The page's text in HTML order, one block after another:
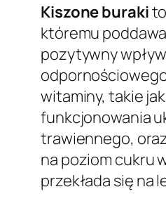
Kiszone buraki
któremu
pozytywny
witaminy, takie
funkcjonowania
trawiennego,
na poziom cukru
przekłada się na